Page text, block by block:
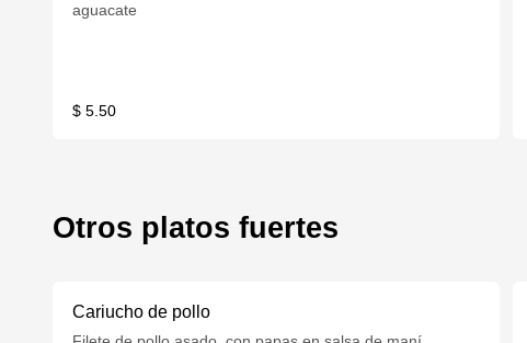
aguacate
$ 5.50
Otros platos fuertes
Cariucho de pollo